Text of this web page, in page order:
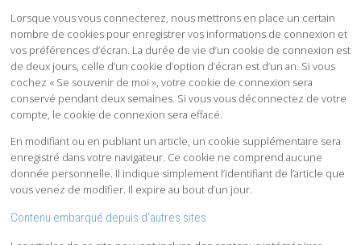
Lorsque vous vous connecterez, nous mettrons en place un certain
nombre de cookies pour enregistrer vos informations de connexion et
vos préférences d’écran. La durée de vie d’un cookie de connexion est
de deux jours, celle d’un cookie d’option d’écran est d’un an. Si vous
cochez « Se souvenir de moi », votre cookie de connexion sera
conservé pendant deux semaines. Si vous vous déconnectez de votre
compte, le cookie de connexion sera effacé.
En modifiant ou en publiant un article, un cookie supplémentaire sera
enregistré dans votre navigateur. Ce cookie ne comprend aucune
donnée personnelle. Il indique simplement l’identifiant de l’article que
vous venez de modifier. Il expire au bout d’un jour.
Contenu embarqué depuis d’autres sites